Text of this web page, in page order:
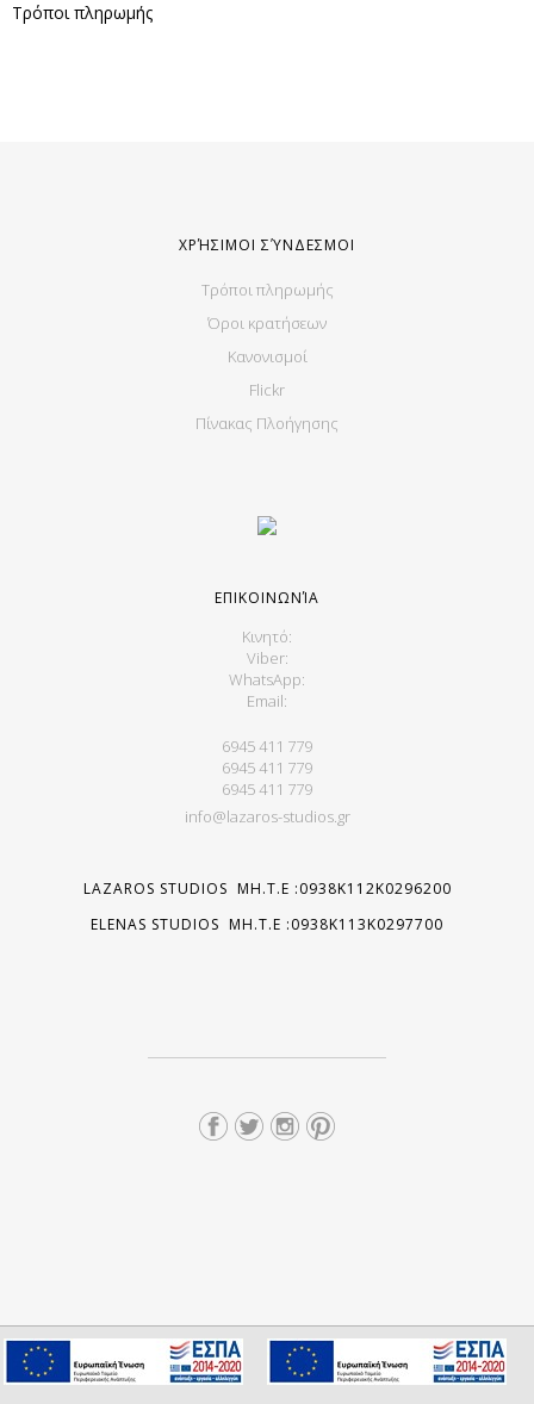
I consent
We use cookies to ensure you get the best experience on our
website
Τρόποι πληρωμής
ΧΡΉΣΙΜΟΙ ΣΎΝΔΕΣΜΟΙ
Τρόποι πληρωμής
Όροι κρατήσεων
Κανονισμοί
Flickr
Πίνακας Πλοήγησης
ΕΠΙΚΟΙΝΩΝΊΑ
Κινητό:
Viber:
WhatsApp:
Email:
6945 411 779
6945 411 779
6945 411 779
info@lazaros-studios.gr
LAZAROS STUDIOS MH.T.E :0938K112K0296200
ELENAS STUDIOS MH.T.E :0938K113K0297700